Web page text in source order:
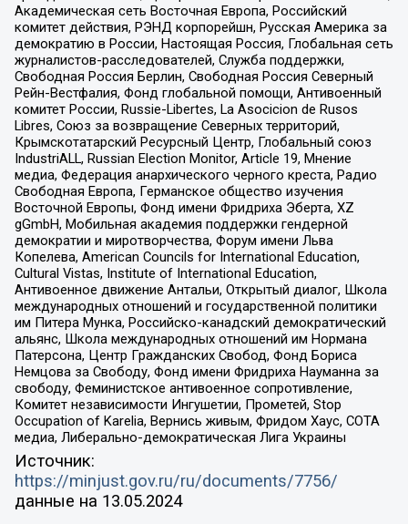
Академическая сеть Восточная Европа, Российский
комитет действия, РЭНД корпорейшн, Русская Америка за
демократию в России, Настоящая Россия, Глобальная сеть
журналистов-расследователей, Служба поддержки,
Свободная Россия Берлин, Свободная Россия Северный
Рейн-Вестфалия, Фонд глобальной помощи, Антивоенный
комитет России, Russie-Libertes, La Asocicion de Rusos
Libres, Союз за возвращение Северных территорий,
Крымскотатарский Ресурсный Центр, Глобальный союз
IndustriALL, Russian Election Monitor, Article 19, Мнение
медиа, Федерация анархического черного креста, Радио
Свободная Европа, Германское общество изучения
Восточной Европы, Фонд имени Фридриха Эберта, XZ
gGmbH, Мобильная академия поддержки гендерной
демократии и миротворчества, Форум имени Льва
Копелева, American Councils for International Education,
Cultural Vistas, Institute of International Education,
Антивоенное движение Антальи, Открытый диалог, Школа
международных отношений и государственной политики
им Питера Мунка, Российско-канадский демократический
альянс, Школа международных отношений им Нормана
Патерсона, Центр Гражданских Свобод, Фонд Бориса
Немцова за Свободу, Фонд имени Фридриха Науманна за
свободу, Феминистское антивоенное сопротивление,
Комитет независимости Ингушетии, Прометей, Stop
Occupation of Karelia, Вернись живым, Фридом Хаус, СОТА
медиа, Либерально-демократическая Лига Украины
Источник:
https://minjust.gov.ru/ru/documents/7756/
данные на 13.05.2024